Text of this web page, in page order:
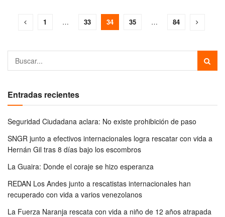
1 … 33 34 35 … 84
Entradas recientes
Seguridad Ciudadana aclara: No existe prohibición de paso
SNGR junto a efectivos internacionales logra rescatar con vida a
Hernán Gil tras 8 días bajo los escombros
La Guaira: Donde el coraje se hizo esperanza
REDAN Los Andes junto a rescatistas internacionales han
recuperado con vida a varios venezolanos
La Fuerza Naranja rescata con vida a niño de 12 años atrapada